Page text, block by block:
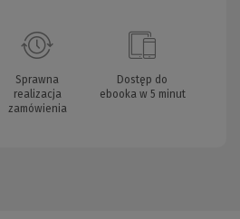
Sprawna
realizacja
zamówienia
Dostęp do
ebooka w 5 minut